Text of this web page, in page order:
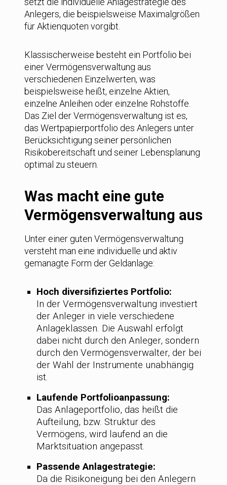
Anlegers, die beispielsweise Maximalgrößen
für Aktienquoten vorgibt.
Klassischerweise besteht ein Portfolio bei
einer Vermögensverwaltung aus
verschiedenen Einzelwerten, was
beispielsweise heißt, einzelne Aktien,
einzelne Anleihen oder einzelne Rohstoffe.
Das Ziel der Vermögensverwaltung ist es,
das Wertpapierportfolio des Anlegers unter
Berücksichtigung seiner persönlichen
Risikobereitschaft und seiner Lebensplanung
optimal zu steuern.
Was macht eine gute
Vermögensverwaltung aus
Unter einer guten Vermögensverwaltung
versteht man eine individuelle und aktiv
gemanagte Form der Geldanlage:
Hoch diversifiziertes Portfolio:
In der Vermögensverwaltung investiert
der Anleger in viele verschiedene
Anlageklassen. Die Auswahl erfolgt
dabei nicht durch den Anleger, sondern
durch den Vermögensverwalter, der bei
der Wahl der Instrumente unabhängig
ist.
Laufende Portfolioanpassung:
Das Anlageportfolio, das heißt die
Aufteilung, bzw. Struktur des
Vermögens, wird laufend an die
Marktsituation angepasst.
Passende Anlagestrategie:
Da die Risikoneigung bei den Anlegern